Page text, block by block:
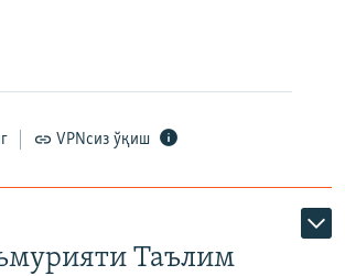
VPNсиз ўқиш
Таълим